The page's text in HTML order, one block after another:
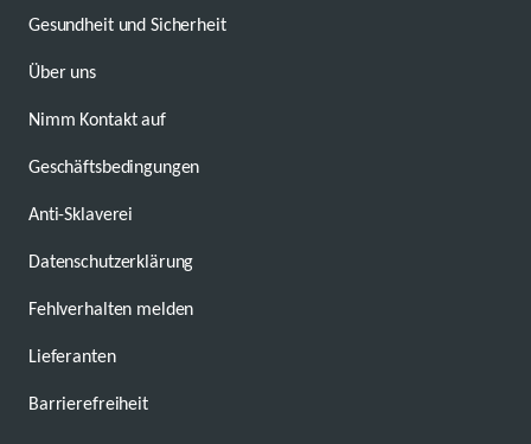
Gesundheit und Sicherheit
Über uns
Nimm Kontakt auf
Geschäftsbedingungen
Anti-Sklaverei
Datenschutzerklärung
Fehlverhalten melden
Lieferanten
Barrierefreiheit